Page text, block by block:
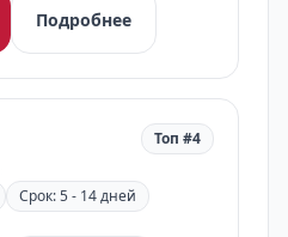
Подробнее
Топ #4
Срок: 5 - 14 дней